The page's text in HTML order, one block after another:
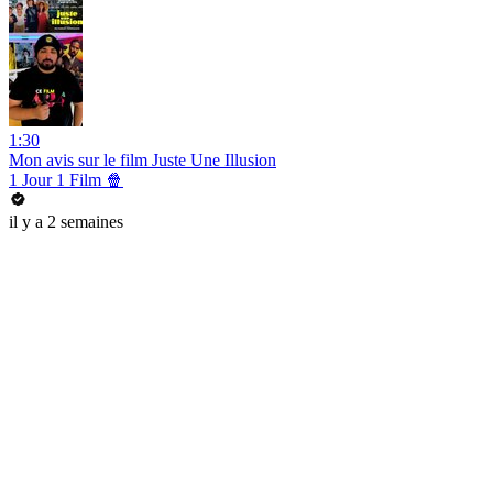
1:30
Mon avis sur le film Juste Une Illusion
1 Jour 1 Film 🍿
il y a 2 semaines